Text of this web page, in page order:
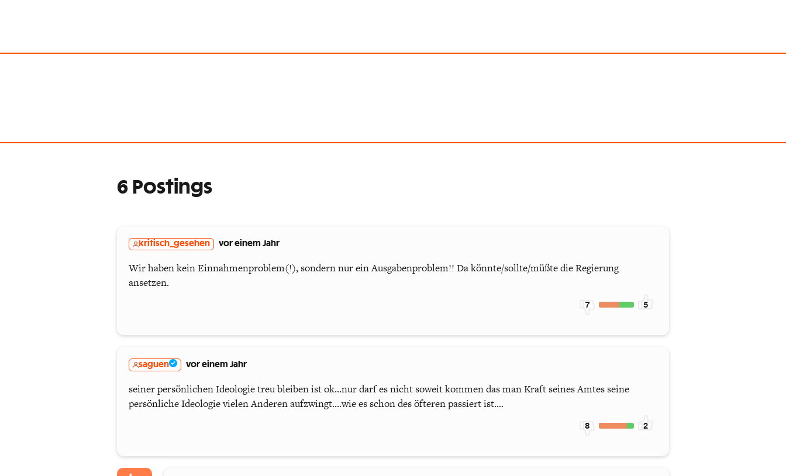
6 Postings
kritisch_gesehen vor einem Jahr
Wir haben kein Einnahmenproblem(!), sondern nur ein Ausgabenproblem!! Da könnte/sollte/müßte die Regierung
ansetzen.
7 5
saguen vor einem Jahr
seiner persönlichen Ideologie treu bleiben ist ok...nur darf es nicht soweit kommen das man Kraft seines Amtes seine
persönliche Ideologie vielen Anderen aufzwingt....wie es schon des öfteren passiert ist....
8 2